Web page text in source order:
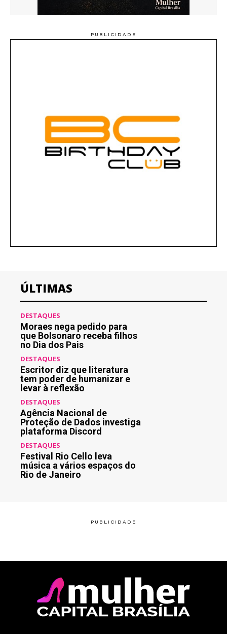
ÚLTIMAS
DESTAQUES
Moraes nega pedido para
que Bolsonaro receba filhos
no Dia dos Pais
DESTAQUES
Escritor diz que literatura
tem poder de humanizar e
levar à reflexão
DESTAQUES
Agência Nacional de
Proteção de Dados investiga
plataforma Discord
DESTAQUES
Festival Rio Cello leva
música a vários espaços do
Rio de Janeiro